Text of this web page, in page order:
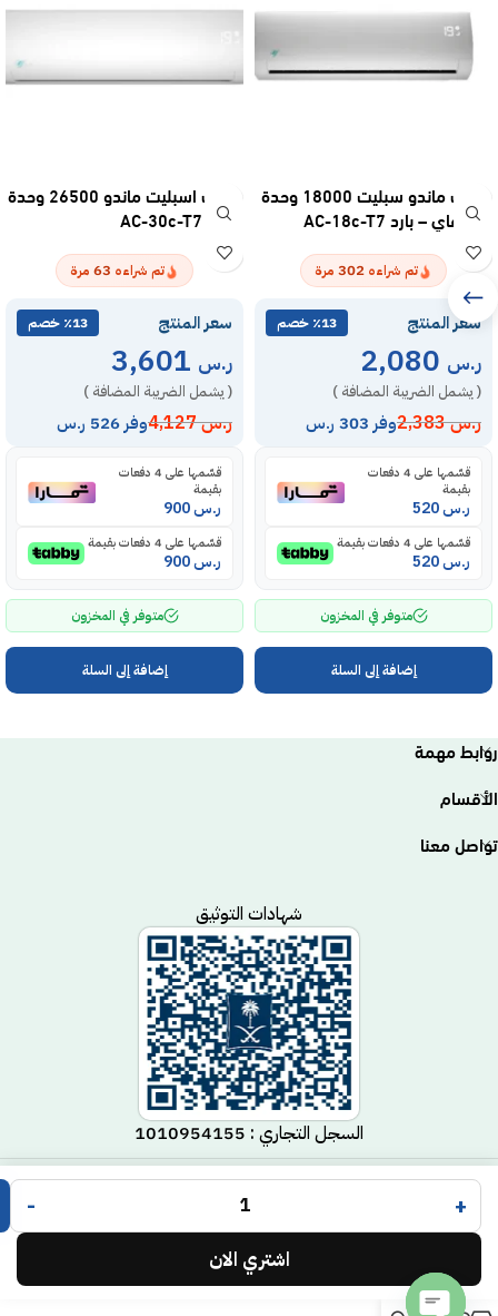
مكيف ماندو سبليت 18000 وحدة
واي فاي – بارد AC-18c-T7
تم شراءه 302 مرة
سعر المنتج ٪13 خصم
ر.س
( يشمل الضريبة المضافة )
ر.س2,383 وفر 303 ر.س
قسّمها على 4 دفعات
بقيمة
ر.س
قسّمها على 4 دفعات بقيمة
ر.س
متوفر في المخزون
إضافة إلى السلة
مكيف اسبليت ماندو 26500 وحدة
– بارد AC-30c-T7
تم شراءه 63 مرة
سعر المنتج ٪13 خصم
ر.س
( يشمل الضريبة المضافة )
ر.س4,127 وفر 526 ر.س
قسّمها على 4 دفعات
بقيمة
ر.س
قسّمها على 4 دفعات بقيمة
ر.س
متوفر في المخزون
إضافة إلى السلة
روابط مهمة
الأقسام
تواصل معنا
شهادات التوثيق
السجل التجاري : 1010954155
جميع الحقوق محفوظة لـمتجر مكيف© 2025.
تم التطوير بواسطة
+
-
اشتري الان